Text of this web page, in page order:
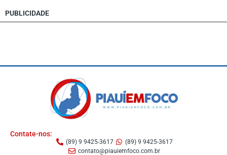
PUBLICIDADE
Contate-nos:
(89) 9 9425-3617
(89) 9 9425-3617
contato@piauiemfoco.com.br